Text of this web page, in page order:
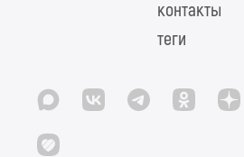
контакты
теги